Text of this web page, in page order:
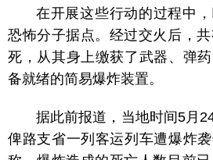
在开展这些行动的过程中
恐怖分子据点。经过交火后，
死，从其身上缴获了武器、弹
备就绪的简易爆炸装置。
据此前报道，当地时间5月
俾路支省一列客运列车遭爆炸